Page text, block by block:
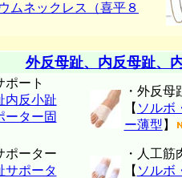
ムネックレス（喜平８
外反母趾、内反母趾、
ポート
内反小趾
ーター固
・外反
【 ソルボ
ー薄型 】
ポーター
サポータ
・人工筋
【 ソルボ